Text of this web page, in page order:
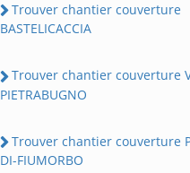
Trouver chantier couverture
BASTELICACCIA
Trouver chantier couverture
PIETRABUGNO
Trouver chantier couverture
DI-FIUMORBO